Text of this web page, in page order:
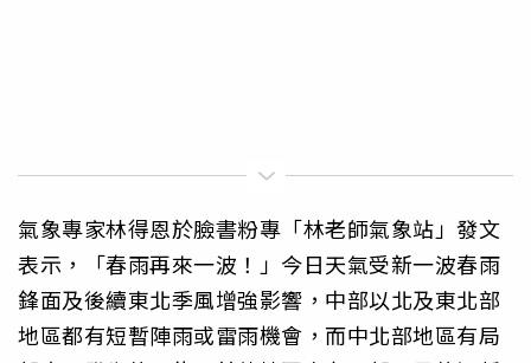
氣象專家林得恩於臉書粉專「林老師氣象站」發文
表示，「春雨再來一波！」今日天氣受新一波春雨
鋒面及後續東北季風增強影響，中部以北及東北部
地區都有短暫陣雨或雷雨機會，而中北部地區有局